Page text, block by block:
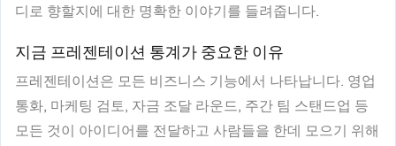
디로 향할지에 대한 명확한 이야기를 들려줍니다.
지금 프레젠테이션 통계가 중요한 이유
프레젠테이션은 모든 비즈니스 기능에서 나타납니다. 영업
통화, 마케팅 검토, 자금 조달 라운드, 주간 팀 스탠드업 등
모든 것이 아이디어를 전달하고 사람들을 한데 모으기 위해